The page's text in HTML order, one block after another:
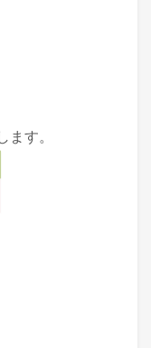
す。